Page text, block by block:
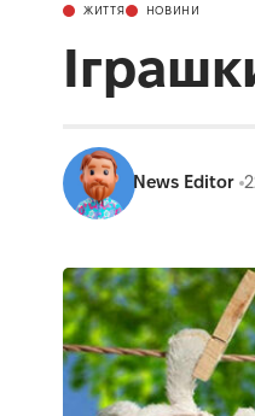
ЖИТТЯ НОВИНИ
News Editor